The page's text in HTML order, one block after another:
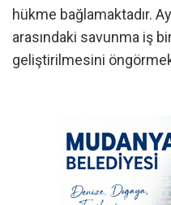
hükme bağlamaktadır.
arasındaki savunma iş
geliştirilmesini